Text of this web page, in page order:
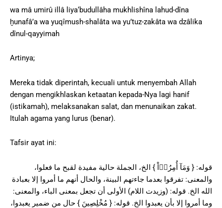
wa mâ umirû illâ liya‘budullâha mukhlishîna lahud-dîna
ḫunafâ’a wa yuqîmush-shalâta wa yu’tuz-zakâta wa dzâlika
dînul-qayyimah
Artinya;
Mereka tidak diperintah, kecuali untuk menyembah Allah
dengan mengikhlaskan ketaatan kepada-Nya lagi hanif
(istikamah), melaksanakan salat, dan menunaikan zakat.
Itulah agama yang lurus (benar).
Tafsir ayat ini:
قوله: { وَمَآ أُمِرُوۤاْ } الخ، الجملة حالية مفيدة لقبح ما فعلوا،
والمعنى: تفرقوا بعدما جاءتهم البينة، والحال أنهم ما أمروا إلا بعبادة
الله الخ. قوله: (وزيدت اللام) الأولى أن تجعل بمعنى الباء، والمعنى:
وما أمروا إلا بأن يعبدوا الخ. قوله: { مُخْلِصِينَ } حال من ضمير يعبدوا،